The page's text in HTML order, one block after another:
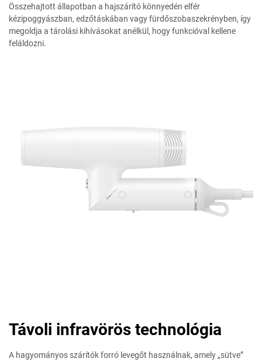
Összehajtott állapotban a hajszárító könnyedén elfér
kézipoggyászban, edzőtáskában vagy fürdőszobaszekrényben, így
megoldja a tárolási kihívásokat anélkül, hogy funkcióval kellene
feláldozni.
Távoli infravörös technológia
A hagyományos szárítók forró levegőt használnak, amely „sütve”